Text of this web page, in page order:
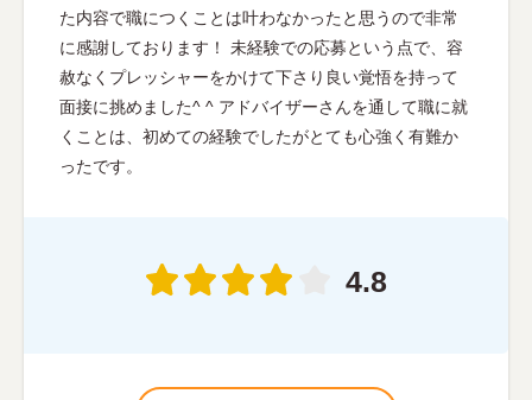
た内容で職につくことは叶わなかったと思うので非常
に感謝しております！ 未経験での応募という点で、容
赦なくプレッシャーをかけて下さり良い覚悟を持って
面接に挑めました^ ^ アドバイザーさんを通して職に就
くことは、初めての経験でしたがとても心強く有難か
ったです。
4.8